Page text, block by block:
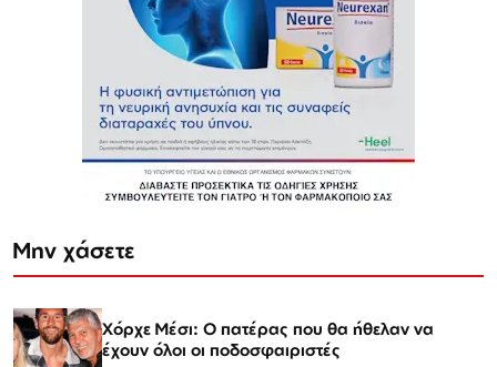
Μην χάσετε
Χόρχε Μέσι: Ο πατέρας που θα ήθελαν να
έχουν όλοι οι ποδοσφαιριστές